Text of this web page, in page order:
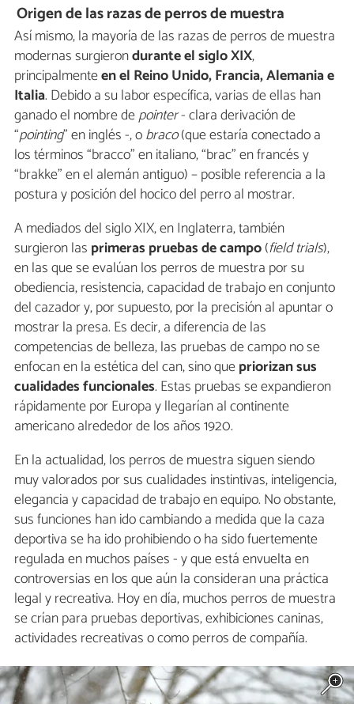
Origen de las razas de perros de muestra
Así mismo, la mayoría de las razas de perros de muestra
modernas surgierondurante el siglo XIX,
principalmenteen el Reino Unido, Francia, Alemania e
Italia. Debido a su labor específica, varias de ellas han
ganado el nombre depointer- clara derivación de
“pointing” en inglés -, obraco(que estaría conectado a
los términos “bracco” en italiano, “brac” en francés y
“brakke” en el alemán antiguo) – posible referencia a la
postura y posición del hocico del perro al mostrar.
A mediados del siglo XIX, en Inglaterra, también
surgieron las primeras pruebas de campo(field trials),
en las que se evalúan los perros de muestra por su
obediencia, resistencia, capacidad de trabajo en conjunto
del cazador y, por supuesto, por la precisión al apuntar o
mostrar la presa. Es decir, a diferencia de las
competencias de belleza, las pruebas de campo no se
enfocan en la estética del can, sino quepriorizan sus
cualidades funcionales. Estas pruebas se expandieron
rápidamente por Europa y llegarían al continente
americano alrededor de los años 1920.
En la actualidad, los perros de muestra siguen siendo
muy valorados por sus cualidades instintivas, inteligencia,
elegancia y capacidad de trabajo en equipo. No obstante,
sus funciones han ido cambiando a medida que la caza
deportiva se ha ido prohibiendo o ha sido fuertemente
regulada en muchos países - y que está envuelta en
controversias en los que aún la consideran una práctica
legal y recreativa. Hoy en día, muchos perros de muestra
se crían para pruebas deportivas, exhibiciones caninas,
actividades recreativas o como perros de compañía.